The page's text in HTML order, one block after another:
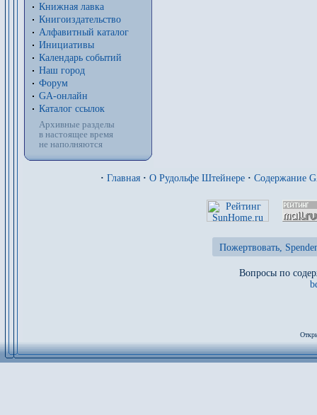
Книжная лавка
Книгоиздательство
Алфавитный каталог
Инициативы
Календарь событий
Наш город
Форум
GA-онлайн
Каталог ссылок
Архивные разделы
в настоящее время
не наполняются
· Главная · О Рудольфе Штейнере · Содержание
Пожертвовать,
Вопросы по